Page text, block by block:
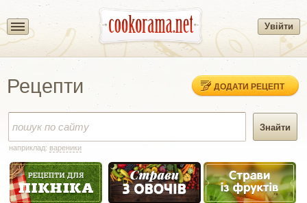
Увійти
Рецепти ДОДАТИ РЕЦЕПТ
наприклад: вареники